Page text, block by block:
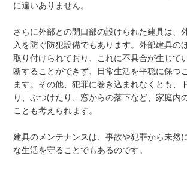
に違いありません。
さらに外部との開口部の設けられた建具は、
入を防ぐ防犯設備でもあります。外部建具の
取り付けられており、これに不具合が生じて
断することができず、日常生活を平穏に保つ
ます。その他、犯罪に巻き込まれなくとも、
り、ぶつけたり、窓からの落下など、家庭内
ことも考えられます。
建具のメンテナンスは、事故や犯罪から未然
な生活を守ることでもあるのです。